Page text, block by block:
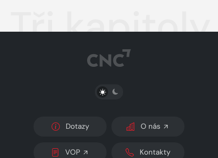
Tři kapitoly
PŘEPNOUT SVĚTLÝ/TMAVÝ REŽIM
Dotazy O nás
VOP Kontakty